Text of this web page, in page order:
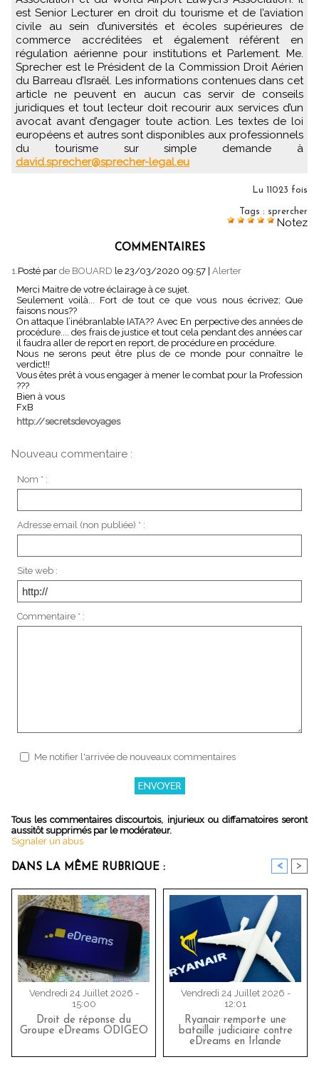
est Senior Lecturer en droit du tourisme et de l’aviation
civile au sein d’universités et écoles supérieures de
commerce accréditées et également référent en
régulation aérienne pour institutions et Parlement. Me.
Sprecher est le Président de la Commission Droit Aérien
du Barreau d’Israël. Les informations contenues dans cet
article ne peuvent en aucun cas servir de conseils
juridiques et tout lecteur doit recourir aux services d’un
avocat avant d’engager toute action. Les textes de loi
européens et autres sont disponibles aux professionnels
du tourisme sur simple demande à
david.sprecher@sprecher-legal.eu
Lu 11023 fois
Tags : sprercher
Notez
COMMENTAIRES
1. Posté par de BOUARD le 23/03/2020 09:57 | Alerter
Merci Maitre de votre éclairage à ce sujet.
Seulement voilà... Fort de tout ce que vous nous écrivez; Que
faisons nous??
On attaque l’inébranlable IATA?? Avec En perpective des années de
procédure.... des frais de justice et tout cela pendant des années car
il faudra aller de report en report, de procédure en procédure.
Nous ne serons peut être plus de ce monde pour connaître le
verdict!!
Vous êtes prêt à vous engager à mener le combat pour la Profession
???
Bien à vous
FxB
http://secretsdevoyages
Nouveau commentaire :
Nom * :
Adresse email (non publiée) * :
Site web :
Commentaire * :
Me notifier l'arrivée de nouveaux commentaires
Tous les commentaires discourtois, injurieux ou diffamatoires seront
aussitôt supprimés par le modérateur.
Signaler un abus
DANS LA MÊME RUBRIQUE : < >
Vendredi 24 Juillet 2026 -
15:00
Droit de réponse du
Groupe eDreams ODIGEO
Vendredi 24 Juillet 2026 -
12:01
Ryanair remporte une
bataille judiciaire contre
eDreams en Irlande